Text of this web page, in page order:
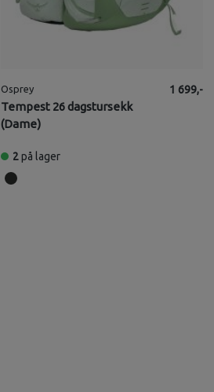
Osprey
Tempest 26 dagstursekk
(Dame)
1 699,-
2 på lager